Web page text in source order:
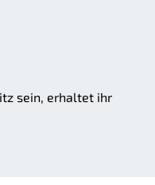
sein, erhaltet ihr